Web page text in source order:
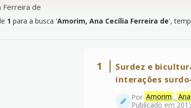
Ferreira de
1 para a busca 'Amorim, Ana Cecília Ferreira de',
1
Surdez e
interações
Por Amorim , Ana
Publicado em